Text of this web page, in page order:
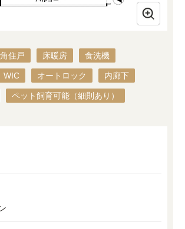
角住戸 床暖房 食洗機
WIC オートロック 内廊下
ペット飼育可能（細則あり）